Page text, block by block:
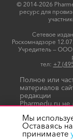
© 2014-2026
ресурс для
Сетевое
Роскомнадзоре
Учредитель —
тел: +7
Полное или
материалов
редакции
Pharmedu.ru не
Мы
Оставаясь
принимаете